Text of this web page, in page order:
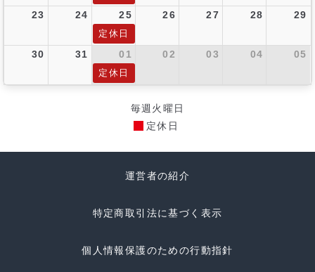
23 24 25 26 27 28 29
定休日
30 31 01 02 03 04 05
定休日
毎週火曜日
定休日
運営者の紹介
特定商取引法に基づく表示
個人情報保護のための行動指針